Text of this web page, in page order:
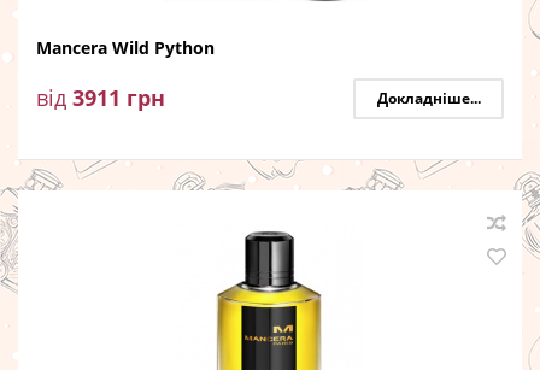
Mancera Wild Python
від 3911 грн Докладніше...